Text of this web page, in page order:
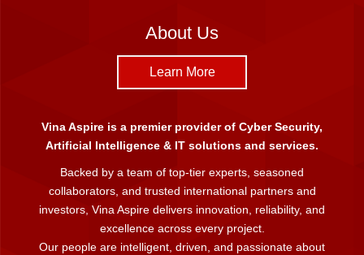
About Us
Learn More
Vina Aspire is a premier provider of Cyber Security,
Artificial Intelligence & IT solutions and services.
Backed by a team of top-tier experts, seasoned
collaborators, and trusted international partners and
investors, Vina Aspire delivers innovation, reliability, and
excellence across every project.
Our people are intelligent, driven, and passionate about